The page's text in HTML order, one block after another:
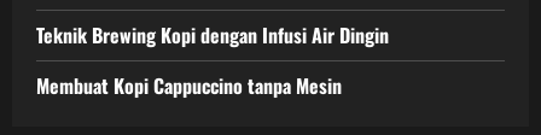
Teknik Brewing Kopi dengan Infusi Air Dingin
Membuat Kopi Cappuccino tanpa Mesin